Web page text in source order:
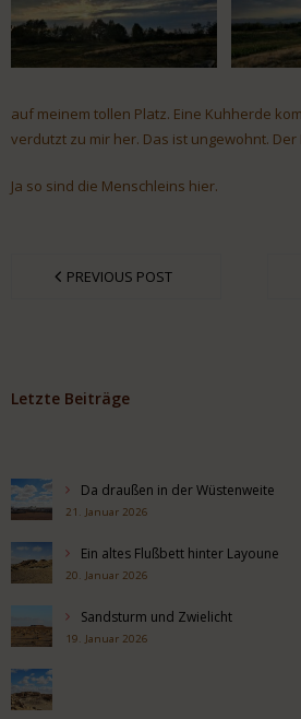
auf meinem tollen Platz. Eine Kuhherde
verdutzt zu mir her. Das ist ungewohnt.
Ja so sind die Menschleins hier.
PREVIOUS POST
Letzte Beiträge
Da draußen in der Wüstenweite
21. Januar 2026
Ein altes Flußbett hinter Layoune
20. Januar 2026
Sandsturm und Zwielicht
19. Januar 2026